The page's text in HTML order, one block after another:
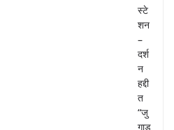
स्टे
शन
–
दर्श
न
हद्दी
त
“जु
गाड